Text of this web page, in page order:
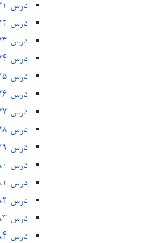
درس 171 - تمرین تکیه ها 1
درس 172 - تمرین تکیه ها 2
درس 173 - تمرین تکیه ها 3
درس 174 - تمرین تکیه ها 4
درس 175 - گام سل ماژور با تکیه
درس 176 - صداهای هارمونیک
درس 177 - سرود ماه
درس 178 - اتود شماره 3
درس 179 - مشق تری
درس 180 - گام لا هارمونیک مینور
درس 181 - شرقی شماره 1
درس 182 - می هارمونیک مینور
درس 183 - والس همیشه بهار
درس 184 - سی هارمونیک مینور